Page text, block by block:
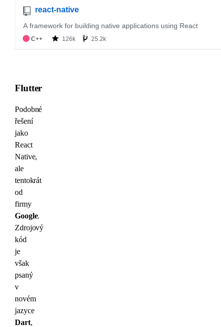
Flutter
Podobné
řešení
jako
React
Native,
ale
tentokrát
od
firmy
Google.
Zdrojový
kód
je
však
psaný
v
novém
jazyce
Dart,